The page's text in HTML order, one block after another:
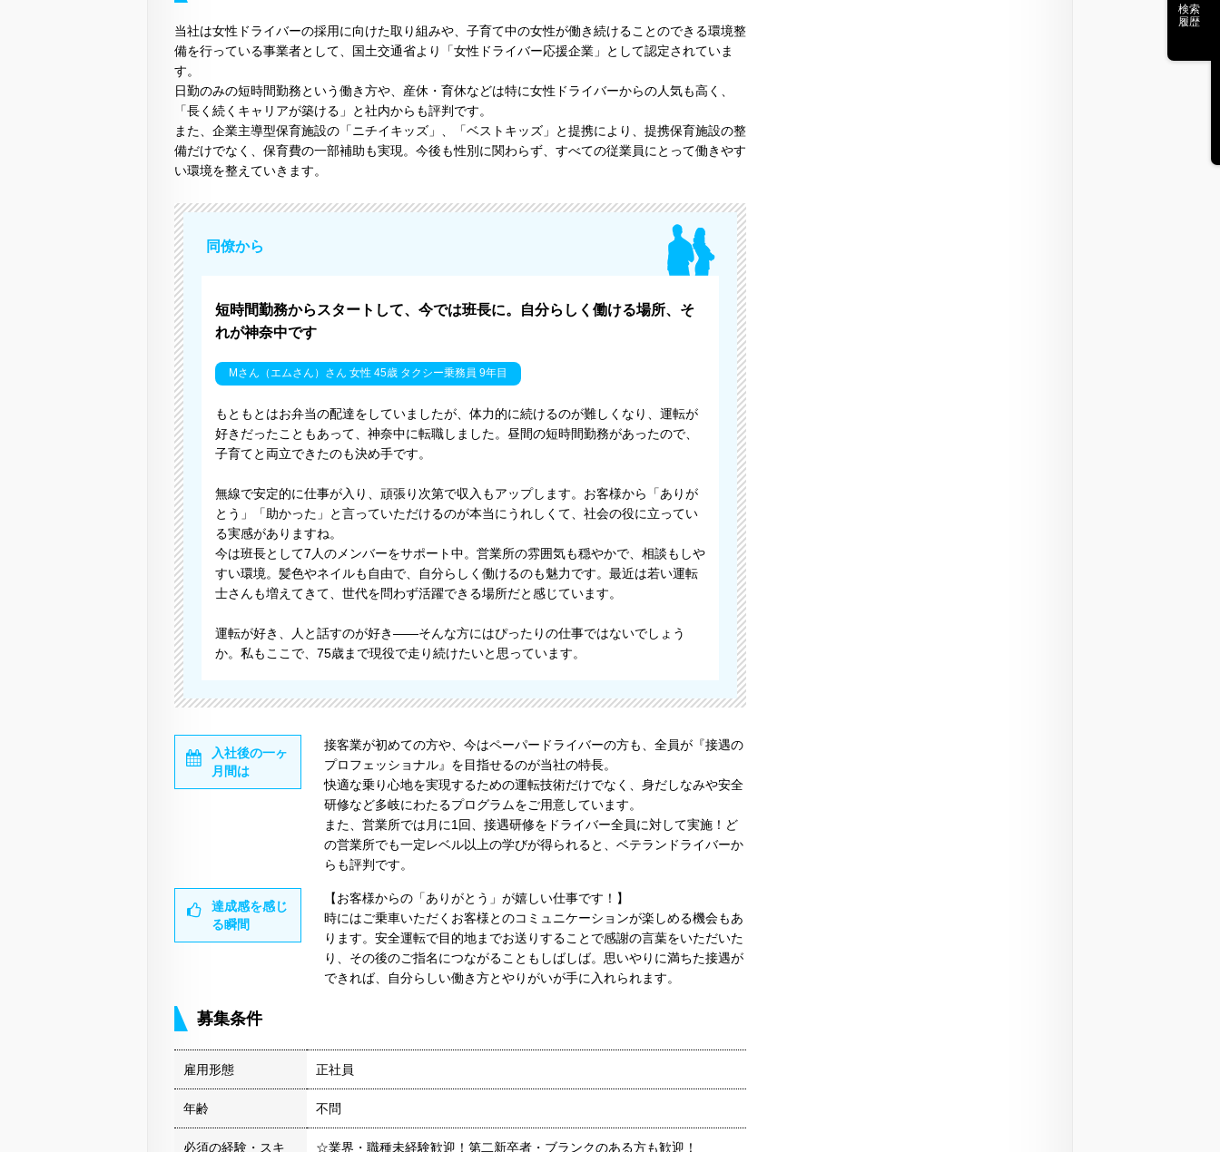
当社は女性ドライバーの採用に向けた取り組みや、子育て中の女性が働き続けることのできる環境整
備を行っている事業者として、国土交通省より「女性ドライバー応援企業」として認定されていま
す。
日勤のみの短時間勤務という働き方や、産休・育休などは特に女性ドライバーからの人気も高く、
「長く続くキャリアが築ける」と社内からも評判です。
また、企業主導型保育施設の「ニチイキッズ」、「ベストキッズ」と提携により、提携保育施設の整
備だけでなく、保育費の一部補助も実現。今後も性別に関わらず、すべての従業員にとって働きやす
い環境を整えていきます。
同僚から
短時間勤務からスタートして、今では班長に。自分らしく働ける場所、そ
れが神奈中です
Mさん（エムさん）さん 女性 45歳 タクシー乗務員 9年目
もともとはお弁当の配達をしていましたが、体力的に続けるのが難しくなり、運転が
好きだったこともあって、神奈中に転職しました。昼間の短時間勤務があったので、
子育てと両立できたのも決め手です。
無線で安定的に仕事が入り、頑張り次第で収入もアップします。お客様から「ありが
とう」「助かった」と言っていただけるのが本当にうれしくて、社会の役に立ってい
る実感がありますね。
今は班長として7人のメンバーをサポート中。営業所の雰囲気も穏やかで、相談もしや
すい環境。髪色やネイルも自由で、自分らしく働けるのも魅力です。最近は若い運転
士さんも増えてきて、世代を問わず活躍できる場所だと感じています。
運転が好き、人と話すのが好き——そんな方にはぴったりの仕事ではないでしょう
か。私もここで、75歳まで現役で走り続けたいと思っています。
入社後の一ヶ
月間は
接客業が初めての方や、今はペーパードライバーの方も、全員が『接遇の
プロフェッショナル』を目指せるのが当社の特長。
快適な乗り心地を実現するための運転技術だけでなく、身だしなみや安全
研修など多岐にわたるプログラムをご用意しています。
また、営業所では月に1回、接遇研修をドライバー全員に対して実施！ど
の営業所でも一定レベル以上の学びが得られると、ベテランドライバーか
らも評判です。
達成感を感じ
る瞬間
【お客様からの「ありがとう」が嬉しい仕事です！】
時にはご乗車いただくお客様とのコミュニケーションが楽しめる機会もあ
ります。安全運転で目的地までお送りすることで感謝の言葉をいただいた
り、その後のご指名につながることもしばしば。思いやりに満ちた接遇が
できれば、自分らしい働き方とやりがいが手に入れられます。
募集条件
雇用形態 正社員
年齢 不問
必須の経験・スキ ☆業界・職種未経験歓迎！第二新卒者・ブランクのある方も歓迎！
検索
履歴